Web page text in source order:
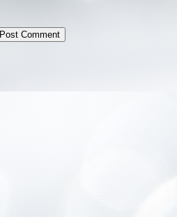
Post Comment